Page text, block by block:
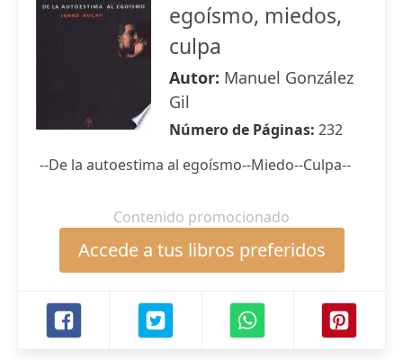
egoísmo, miedos,
culpa
Autor: Manuel González
Gil
Número de Páginas: 232
--De la autoestima al egoísmo--Miedo--Culpa--
Contenido promocionado
Accede a tus libros preferidos